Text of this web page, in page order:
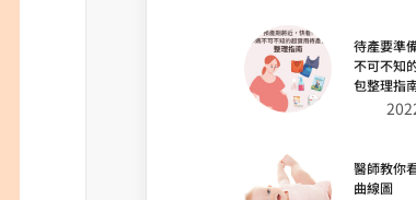
待產要準
不可不知
包整理指
醫師教你
曲線圖